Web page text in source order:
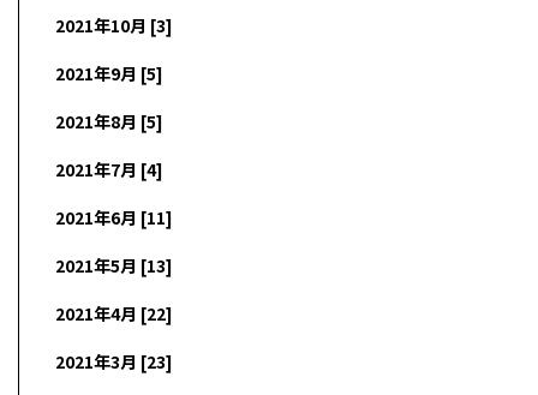
2021年10月 [3]
2021年9月 [5]
2021年8月 [5]
2021年7月 [4]
2021年6月 [11]
2021年5月 [13]
2021年4月 [22]
2021年3月 [23]